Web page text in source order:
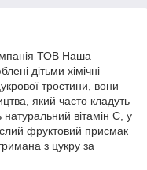
ТОВ Наша
дітьми хімічні
тростини, вони
який часто кладуть
вітамін С, у
фруктовий присмак
з цукру за